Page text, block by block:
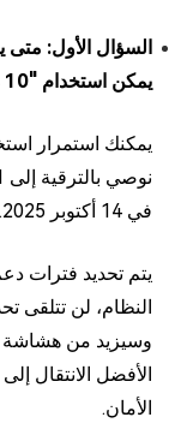
يمكن استخدام "Windows 10" بشكل مستمر؟
في 14 أكتوبر 2025.
يتم تحديد فترات
النظام، لن تتلقى
وسيزيد من هشاشة
الأمان.